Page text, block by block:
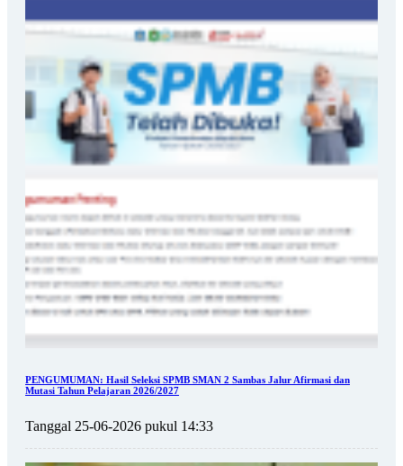
PENGUMUMAN: Hasil Seleksi SPMB SMAN 2 Sambas Jalur Afirmasi dan
Mutasi Tahun Pelajaran 2026/2027
Tanggal 25-06-2026 pukul 14:33